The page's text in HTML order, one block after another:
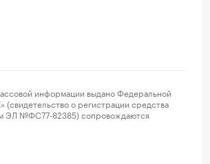
информации выдано Федеральной
о регистрации средства
ЭЛ №ФС77-82385) сопровождаются